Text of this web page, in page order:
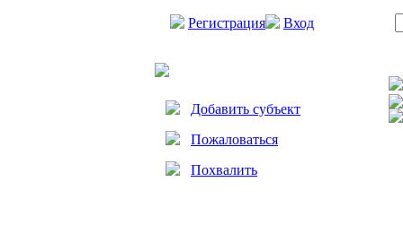
Регистрация Вход
Добавить субъект
Пожаловаться
Похвалить